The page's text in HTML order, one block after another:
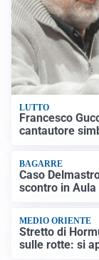
LUTTO
Francesco
cantautore
BAGARRE
Caso
scontro in
MEDIO ORIENTE
Stretto di
sulle rotte: si